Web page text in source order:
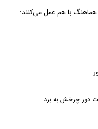
با هم عمل می‌کنند:
دور چرخش به برد